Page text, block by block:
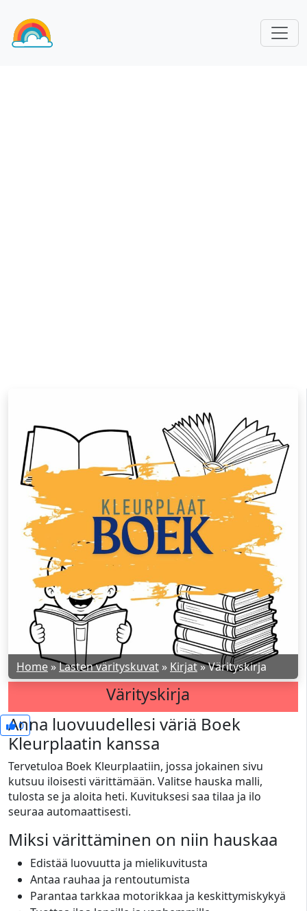
Home »Lasten värityskuvat » Kirjat»Värityskirja
Värityskirja
0
Anna luovuudellesi väriä Boek
Kleurplaatin kanssa
Tervetuloa Boek Kleurplaatiin, jossa jokainen sivu
kutsuu iloisesti värittämään. Valitse hauska malli,
tulosta se ja aloita heti. Kuvituksesi saa tilaa ja ilo
seuraa automaattisesti.
Miksi värittäminen on niin hauskaa
Edistää luovuutta ja mielikuvitusta
Antaa rauhaa ja rentoutumista
Parantaa tarkkaa motorikkaa ja keskittymiskykyä